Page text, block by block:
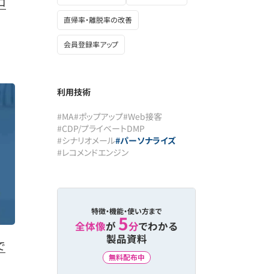
直帰率・離脱率の改善
会員登録率アップ
利用技術
#MA#ポップアップ#Web接客
#CDP/プライベートDMP
#シナリオメール#パーソナライズ
#レコメンドエンジン
特徴・機能・使い方まで
全体像が 5分でわかる
製品資料
無料配布中